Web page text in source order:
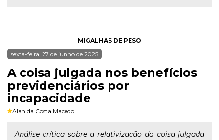
MIGALHAS DE PESO
sexta-feira, 27 de junho de 2025
A coisa julgada nos benefícios
previdenciários por
incapacidade
Alan da Costa Macedo
Análise crítica sobre a relativização da coisa julgada